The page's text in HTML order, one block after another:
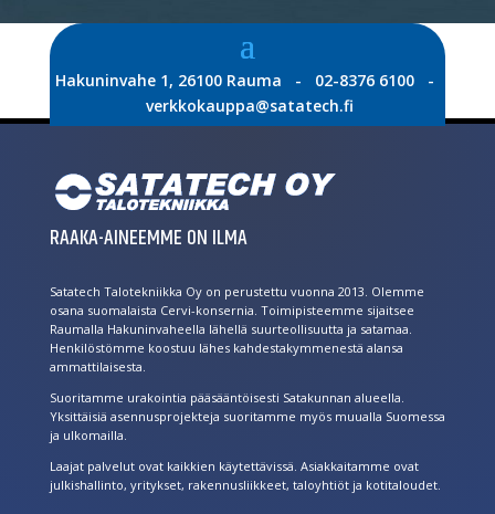
Hakuninvahe 1, 26100 Rauma - 02-8376 6100 -
verkkokauppa@satatech.fi
RAAKA-AINEEMME ON ILMA
Satatech Talotekniikka Oy on perustettu vuonna 2013. Olemme
osana suomalaista Cervi-konsernia. Toimipisteemme sijaitsee
Raumalla Hakuninvaheella lähellä suurteollisuutta ja satamaa.
Henkilöstömme koostuu lähes kahdestakymmenestä alansa
ammattilaisesta.
Suoritamme urakointia pääsääntöisesti Satakunnan alueella.
Yksittäisiä asennusprojekteja suoritamme myös muualla Suomessa
ja ulkomailla.
Laajat palvelut ovat kaikkien käytettävissä. Asiakkaitamme ovat
julkishallinto, yritykset, rakennusliikkeet, taloyhtiöt ja kotitaloudet.